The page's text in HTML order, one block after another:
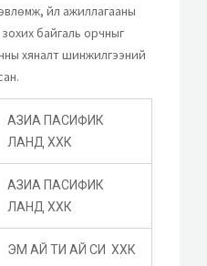
үйл ажиллагааны
байгаль орчныг
хяналт шинжилгээний
АЗИА ПАСИФИК
ЛАНД ХХК
АЗИА ПАСИФИК
ЛАНД ХХК
ЭМ АЙ ТИ АЙ СИ ХХК